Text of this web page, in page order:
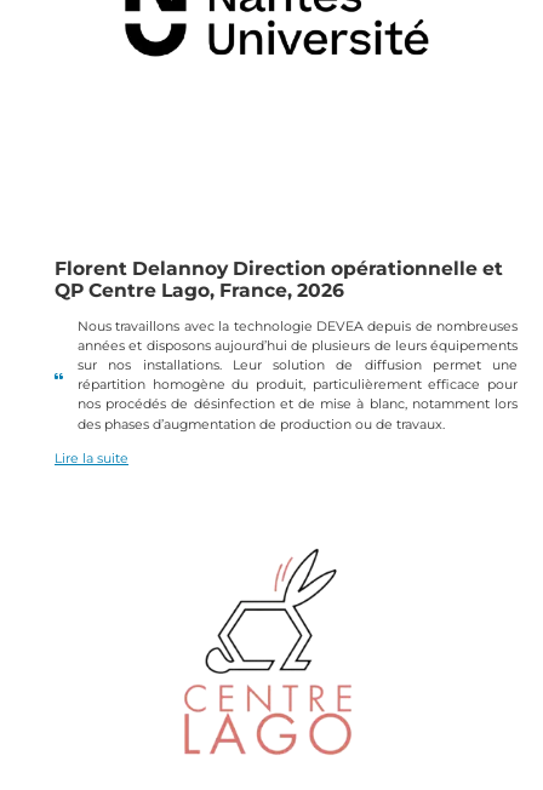
Florent Delannoy Direction opérationnelle et
QP Centre Lago, France, 2026
Nous travaillons avec la technologie DEVEA depuis de nombreuses
années et disposons aujourd’hui de plusieurs de leurs équipements
sur nos installations. Leur solution de diffusion permet une
répartition homogène du produit, particulièrement efficace pour
nos procédés de désinfection et de mise à blanc, notamment lors
des phases d’augmentation de production ou de travaux.
Lire la suite